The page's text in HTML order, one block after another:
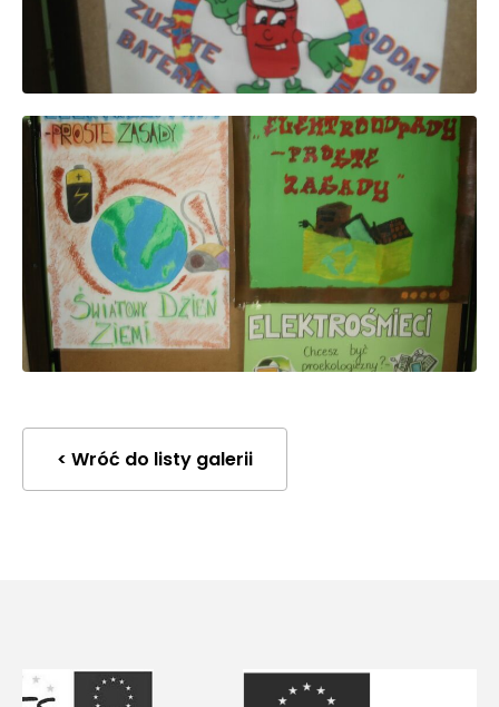
< Wróć do listy galerii